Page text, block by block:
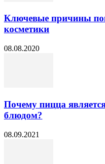
Ключевые причины
косметики
08.08.2020
Почему пицца
блюдом?
08.09.2021